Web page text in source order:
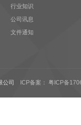
行业知识
公司讯息
文件通知
公司 ICP备案： 粤ICP备